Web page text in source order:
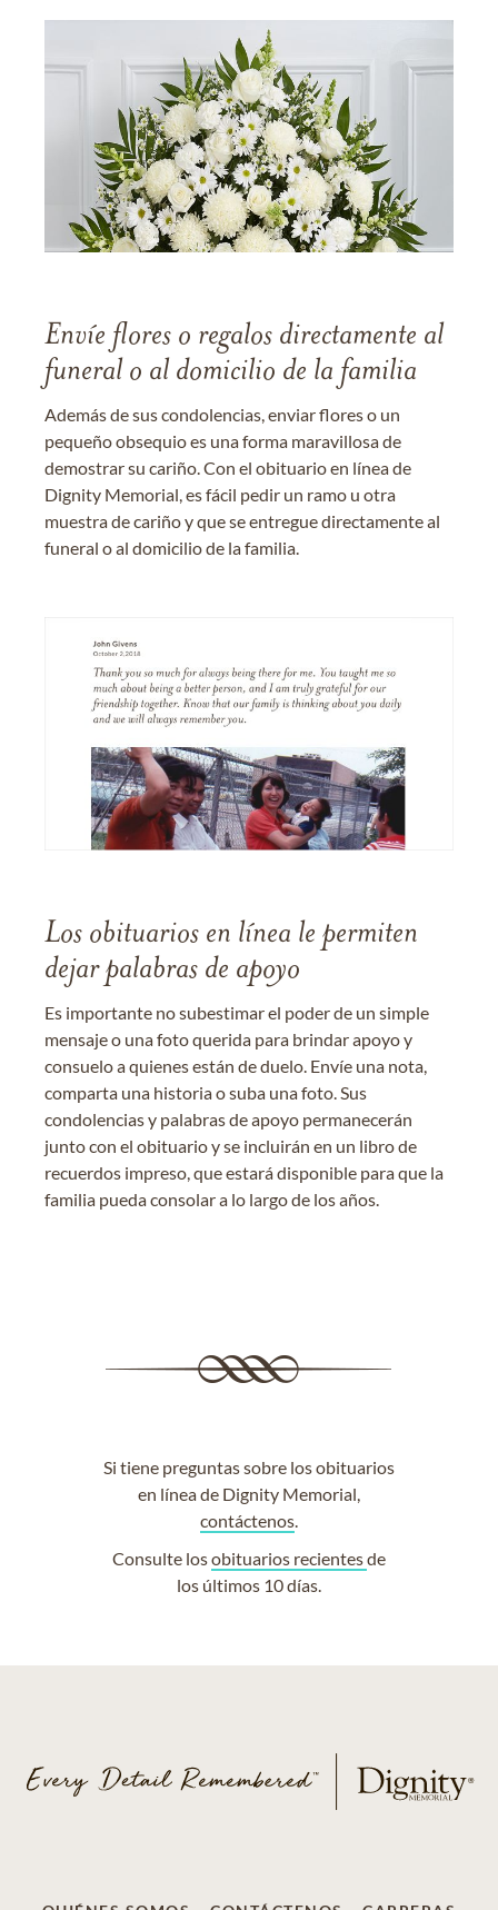
Envíe flores o regalos directamente al
funeral o al domicilio de la familia
Además de sus condolencias, enviar flores o un
pequeño obsequio es una forma maravillosa de
demostrar su cariño. Con el obituario en línea de
Dignity Memorial, es fácil pedir un ramo u otra
muestra de cariño y que se entregue directamente al
funeral o al domicilio de la familia.
Los obituarios en línea le permiten
dejar palabras de apoyo
Es importante no subestimar el poder de un simple
mensaje o una foto querida para brindar apoyo y
consuelo a quienes están de duelo. Envíe una nota,
comparta una historia o suba una foto. Sus
condolencias y palabras de apoyo permanecerán
junto con el obituario y se incluirán en un libro de
recuerdos impreso, que estará disponible para que la
familia pueda consolar a lo largo de los años.
Si tiene preguntas sobre los obituarios
en línea de Dignity Memorial,
contáctenos.
Consulte losobituarios recientesde
los últimos 10 días.